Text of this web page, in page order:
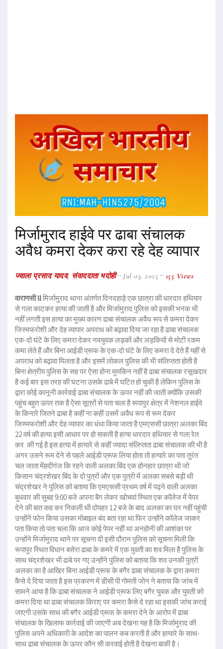
मिर्जामुराद हाईवे पर ढाबा संचालक
अवैध कमरा देकर करा रहे देह व्यापार
ज्वाला प्रसाद यादव, संवाददाता भदोही Jul 03, 2025 155 Views
वाराणसी llमिर्जामुराद थाना अंतर्गत दिनदहाड़े एक छात्रा की धारदार हथियार
से गला काटकर हत्या की जाती है और मिर्जामुराद पुलिस को इसकी भनक भी
नहीं लगती इस हत्या का मुख्य कारण ढाबा संचालक अवैध रूप से कमरा देकर
जिस्मफरोशी और देह व्यापार अपराध को बढ़ावा दिया जा रहा है ढाबा संचालक
एक-दो घंटे के लिए कमरा देकर नवयुवक लड़कों और लड़कियों से मोटी रकम
कमा लेते हैं और बिना आईडी प्रूफ के एक-दो घंटे के लिए कमरा दे देते हैं यहीं से
अपराध को बढ़ावा मिलता है और इसमें लोकल पुलिस की भी संलिप्तता होती है
बिना क्षेत्रीय पुलिस के सह पर ऐसा होना मुमकिन नहीं है ढाबा संचालक रसूखदार
है कई बार इस तरह की घटना उसके ढाबे में घटित हो चुकी है लेकिन पुलिस के
द्वारा कोई कानूनी कार्रवाई ढाबा संचालक के ऊपर नहीं की जाती क्योंकि उसकी
पहुंच बहुत ऊपर तक है ऐसा सूत्रों से पता चला है रूपापुर क्षेत्र में नेशनल हाईवे
के किनारे जितने ढाबा है कहीं ना कहीं उसमें अवैध रूप से रूम देकर
जिस्मफरोशी और देह व्यापार का धंधा किया जाता है एमएससी छात्रा अलका बिंद
22 वर्ष की हत्या इसी आधार पर हो सकती है हत्या धारदार हथियार से गला रेत
कर की गई है इस हत्या में हत्यारे से कहीं ज्यादा संलिप्तता ढाबा संचालक की भी है
अगर उसने रूम देने से पहले आईडी प्रूफ लिया होता तो हत्यारे का पता तुरंत
चल जाता मेंहदीगंज कि रहने वाली अलका बिंद एक होनहार छात्रा थी जो
किसान चंद्रशेखर बिंद के दो पुत्रों और एक पुत्री में अलका सबसे बड़ी थी
चंद्रशेखर ने पुलिस को बताया कि एमएससी प्रथम वर्ष में पढ़ने वाली अलका
बुधवार की सुबह 9:00 बजे अपना बैग लेकर खोचवां स्थित एक कॉलेज में पेपर
देने की बात कह कर निकली थी दोपहर 12 बजे के बाद अलका का घर नहीं पहुंची
उन्होंने फोन किया उसका मोबाइल बंद बता रहा था फिर उन्होंने कॉलेज जाकर
पता किया तो पता चला कि आज कोई पेपर नहीं था अनहोनी की आशंका पर
उन्होंने मिर्जामुराद थाने पर सूचना दी इसी दौरान पुलिस को सूचना मिली कि
रूपापुर स्थित विधान बसेरा ढाबा के कमरे में एक युवती का शव मिला है पुलिस के
साथ चंद्रशेखर भी ढाबे पर गए उन्होंने पुलिस को बताया कि शव उनकी पुत्री
अलका का है आखिर बिना आईडी प्रूफ के बगैर ढाबा संचालक के द्वारा कमरा
कैसे दे दिया जाता है इस प्रकरण में डीसी पी गोमती जोन ने बताया कि जांच में
सामने आया है कि ढाबा संचालक ने आईडी प्रूफ लिए बगैर युवक और युवती को
कमरा दिया था ढाबा संचालक किराए पर कमरा कैसे दे रहा था इसकी जांच कराई
जाएगी उसके साथ की बगैर आईडी प्रूफ के कमरा देने के आरोप में ढाबा
संचालक के खिलाफ कार्रवाई की जाएगी अब देखना यह है कि मिर्जामुराद की
पुलिस अपने अधिकारी के आदेश का पालन कब करती है और हत्यारे के साथ-
साथ ढाबा संचालक के ऊपर कौन सी करवाई होती है देखना बाकी है।